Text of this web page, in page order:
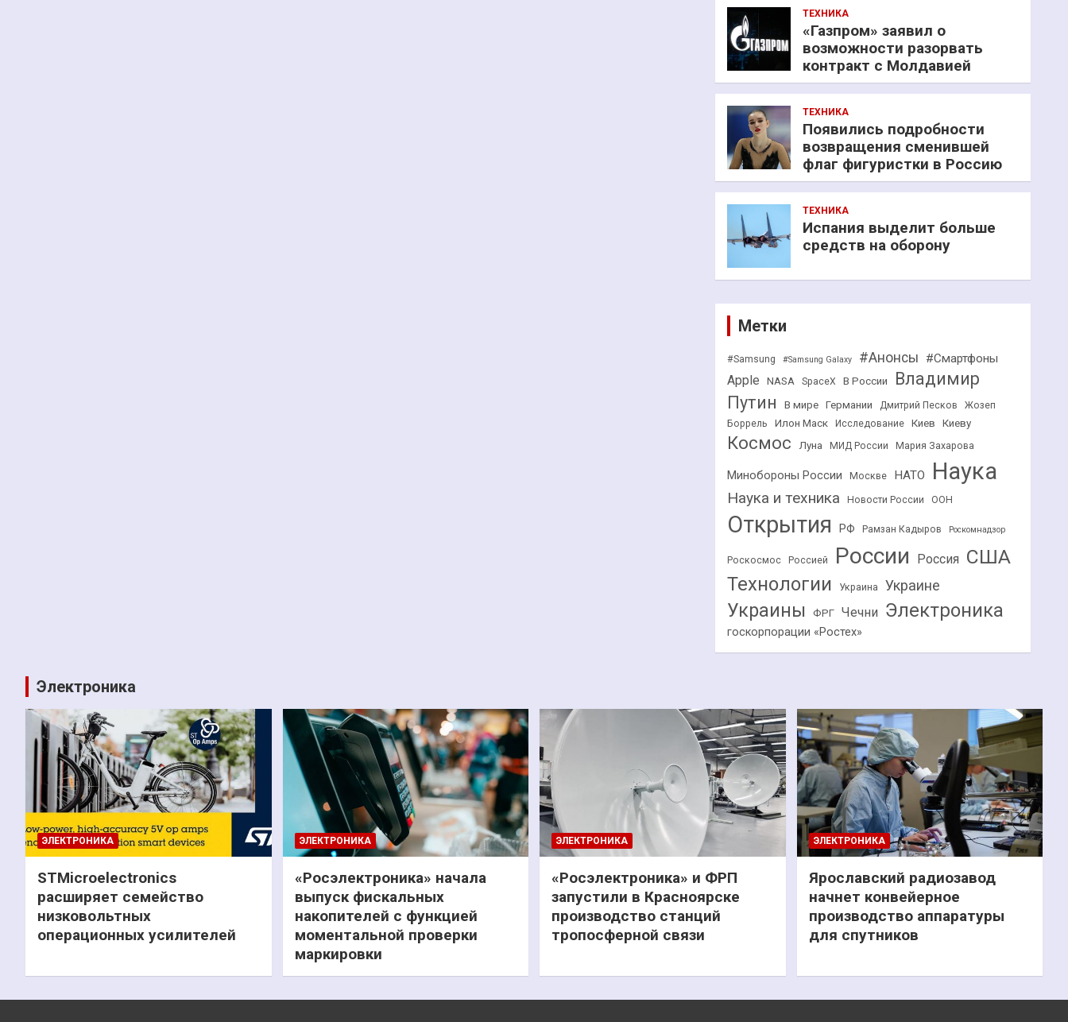
ТЕХНИКА
«Газпром» заявил о
возможности разорвать
контракт с Молдавией
ТЕХНИКА
Появились подробности
возвращения сменившей
флаг фигуристки в Россию
ТЕХНИКА
Испания выделит больше
средств на оборону
Метки
#Samsung #Samsung Galaxy #Анонсы #Смартфоны
Apple NASA SpaceX В России
Владимир
Путин
В мире Германии Дмитрий Песков
Жозеп
Боррель
Илон Маск Исследование Киев Киеву
Космос Луна МИД России Мария Захарова
Минобороны России Москве НАТО Наука
Наука и техника Новости России ООН
Открытия РФ Рамзан Кадыров Роскомнадзор
Роскосмос Россией России Россия США
Технологии Украина Украине
Украины ФРГ Чечни Электроника
госкорпорации «Ростех»
Электроника
ЭЛЕКТРОНИКА
STMicroelectronics
расширяет семейство
низковольтных
операционных усилителей
ЭЛЕКТРОНИКА
«Росэлектроника» начала
выпуск фискальных
накопителей с функцией
моментальной проверки
маркировки
ЭЛЕКТРОНИКА
«Росэлектроника» и ФРП
запустили в Красноярске
производство станций
тропосферной связи
ЭЛЕКТРОНИКА
Ярославский радиозавод
начнет конвейерное
производство аппаратуры
для спутников